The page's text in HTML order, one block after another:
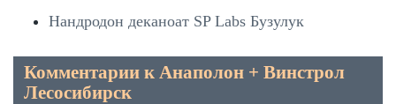
Нандродон деканоат SP Labs Бузулук
Комментарии к Анаполон + Винстрол
Лесосибирск